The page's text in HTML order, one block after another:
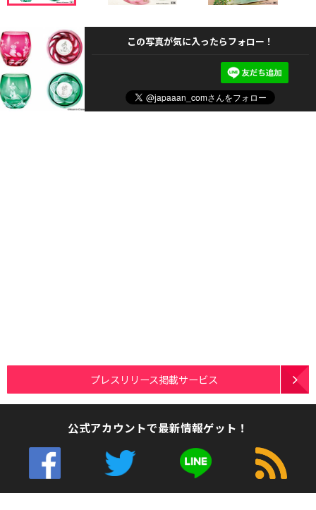
この写真が気に入ったらフォロー！
プレスリリース掲載サービス
公式アカウントで最新情報ゲット！